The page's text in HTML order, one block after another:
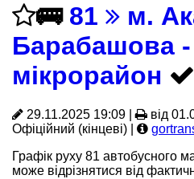
🚌 81
м.
Барабашова -
мікрорайон
29.11.2025 19:09 | від
Офіційний (кінцеві) |
Графік руху 81 автобусного
може відрізнятися від